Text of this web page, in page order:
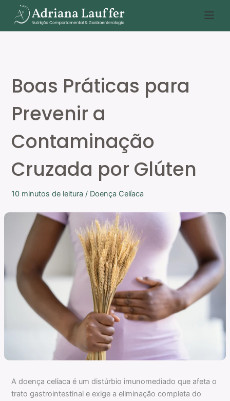
para
o
Boas Práticas para
Prevenir a
Contaminação
Cruzada por Glúten
10 minutos de leitura / Doença Celíaca
A doença celíaca é um distúrbio imunomediado que afeta o
trato gastrointestinal e exige a eliminação completa do
e
a